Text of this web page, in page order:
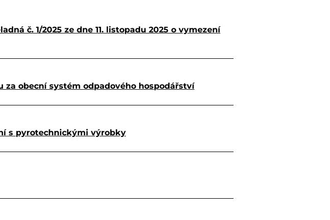
č. 1/2025 ze dne 11. listopadu 2025 o vymezení
obecní systém odpadového hospodářství
s pyrotechnickými výrobky